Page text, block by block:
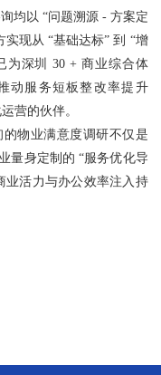
均以 “问题溯源 - 方案定
现从 “基础达标” 到 “增
为深圳 30 + 商业综合体
动服务短板整改率提升
营的伙伴。
物业满意度调研不仅是
量身定制的 “服务优化导
业活力与办公效率注入持